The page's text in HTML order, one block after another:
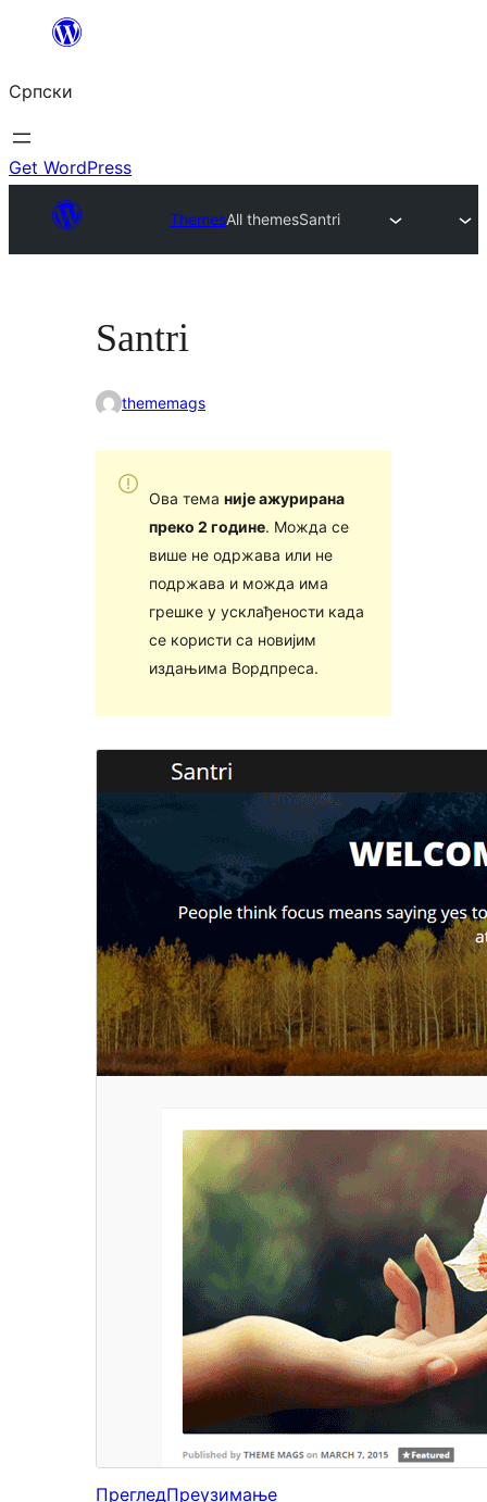
Скочи
садржај
Српски
Get WordPress
ThemesAll themesSantri
Santri
thememags
Ова тема није ажурирана
преко 2 године. Можда се
више не одржава или не
подржава и можда има
грешке у усклађености када
се користи са новијим
издањима Вордпреса.
ПрегледПреузимање